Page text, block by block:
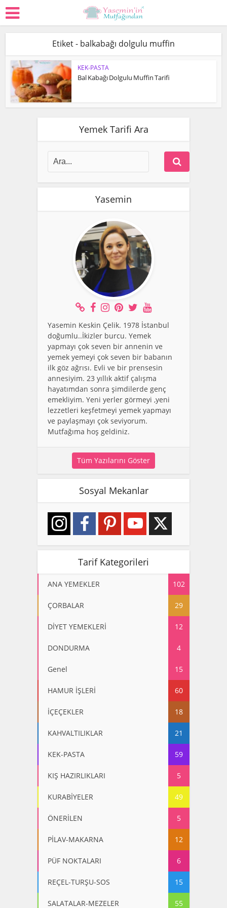
Etiket - balkabağı dolgulu muffin
KEK-PASTA
Bal Kabağı Dolgulu Muffin Tarifi
Yemek Tarifi Ara
Yasemin
Yasemin Keskin Çelik. 1978 İstanbul
doğumlu..İkizler burcu. Yemek
yapmayı çok seven bir annenin ve
yemek yemeyi çok seven bir babanın
ilk göz ağrısı. Evli ve bir prensesin
annesiyim. 23 yıllık aktif çalışma
hayatımdan sonra şimdilerde genç
emekliyim. Yeni yerler görmeyi ,yeni
lezzetleri keşfetmeyi yemek yapmayı
ve paylaşmayı çok seviyorum.
Mutfağıma hoş geldiniz.
Tüm Yazılarını Göster
Sosyal Mekanlar
Tarif Kategorileri
ANA YEMEKLER 102
ÇORBALAR 29
DİYET YEMEKLERİ 12
DONDURMA 4
Genel 15
HAMUR İŞLERİ 60
İÇEÇEKLER 18
KAHVALTILIKLAR 21
KEK-PASTA 59
KIŞ HAZIRLIKLARI 5
KURABİYELER 49
ÖNERİLEN 5
PİLAV-MAKARNA 12
PÜF NOKTALARI 6
REÇEL-TURŞU-SOS 15
SALATALAR-MEZELER 55